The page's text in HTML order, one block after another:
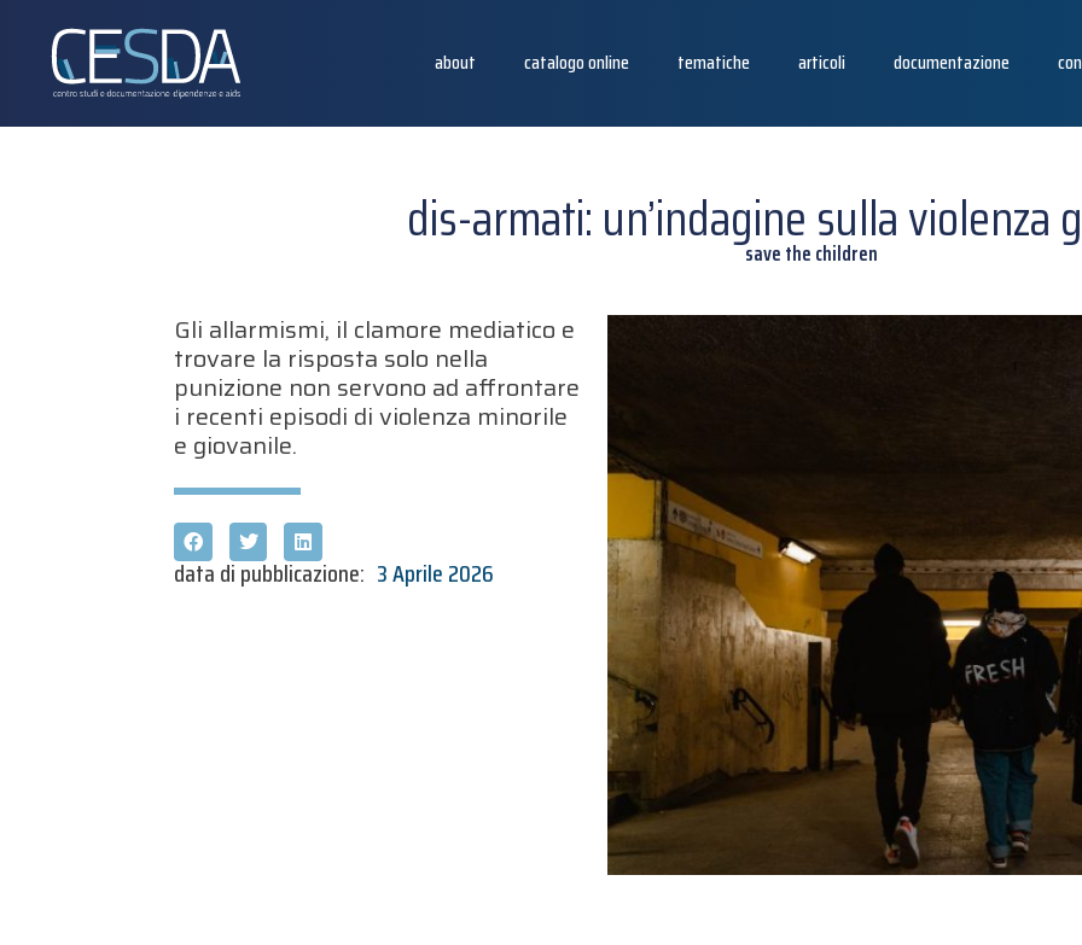
about catalogo online tematiche articoli documentazione
dis-armati: un’indagine sulla violenza
save the children
Gli allarmismi, il clamore mediatico e
trovare la risposta solo nella
punizione non servono ad affrontare
i recenti episodi di violenza minorile
e giovanile.
data di pubblicazione: 3 Aprile 2026